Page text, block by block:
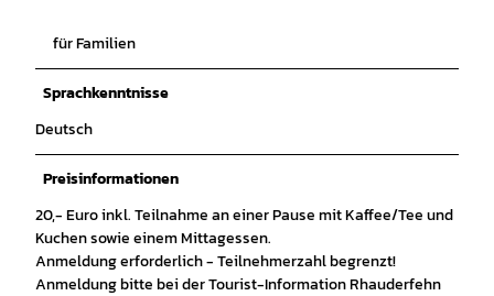
für Familien
Sprachkenntnisse
Deutsch
Preisinformationen
20,- Euro inkl. Teilnahme an einer Pause mit Kaffee/Tee und
Kuchen sowie einem Mittagessen.
Anmeldung erforderlich - Teilnehmerzahl begrenzt!
Anmeldung bitte bei der Tourist-Information Rhauderfehn